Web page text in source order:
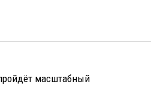
масштабный